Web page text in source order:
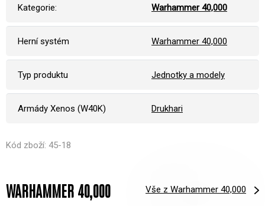
Kategorie: Warhammer 40,000
Herní systém Warhammer 40,000
Typ produktu Jednotky a modely
Armády Xenos (W40K) Drukhari
Kód zboží: 45-18
WARHAMMER 40,000 Vše z Warhammer 40,000